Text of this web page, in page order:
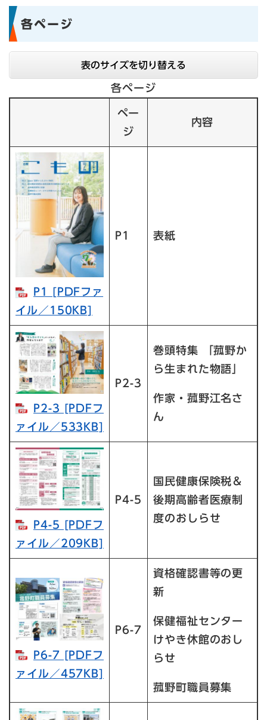
各ページ
表のサイズを切り替える
各ページ
ペー
ジ
内容
P1 [PDFファ
イル／150KB]
P1 表紙
P2-3 [PDFフ
ァイル／533KB]
P2-3
巻頭特集 「菰野か
ら生まれた物語」
作家・菰野江名さ
ん
P4-5 [PDFフ
ァイル／209KB]
P4-5
国民健康保険税＆
後期高齢者医療制
度のおしらせ
P6-7 [PDFフ
ァイル／457KB]
P6-7
資格確認書等の更
新
保健福祉センター
けやき休館のおし
らせ
菰野町職員募集